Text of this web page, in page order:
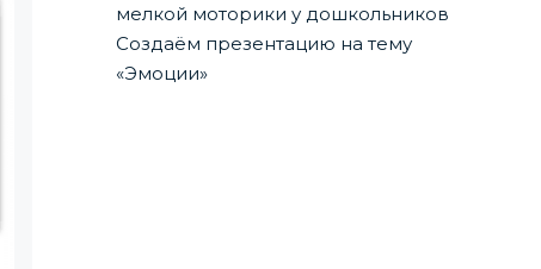
мелкой моторики у дошкольников
Создаём презентацию на тему
«Эмоции»